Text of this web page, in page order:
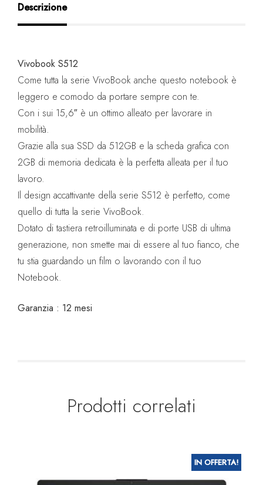
Descrizione
Vivobook S512
Come tutta la serie VivoBook anche questo notebook è
leggero e comodo da portare sempre con te.
Con i sui 15,6″ è un ottimo alleato per lavorare in
mobilità.
Grazie alla sua SSD da 512GB e la scheda grafica con
2GB di memoria dedicata è la perfetta alleata per il tuo
lavoro.
Il design accattivante della serie S512 è perfetto, come
quello di tutta la serie VivoBook.
Dotato di tastiera retroilluminata e di porte USB di ultima
generazione, non smette mai di essere al tuo fianco, che
tu stia guardando un film o lavorando con il tuo
Notebook.
Garanzia : 12 mesi
Prodotti correlati
IN OFFERTA!